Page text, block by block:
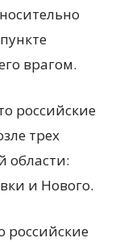
врагом.
российские
трех
области:
и Нового.
российские